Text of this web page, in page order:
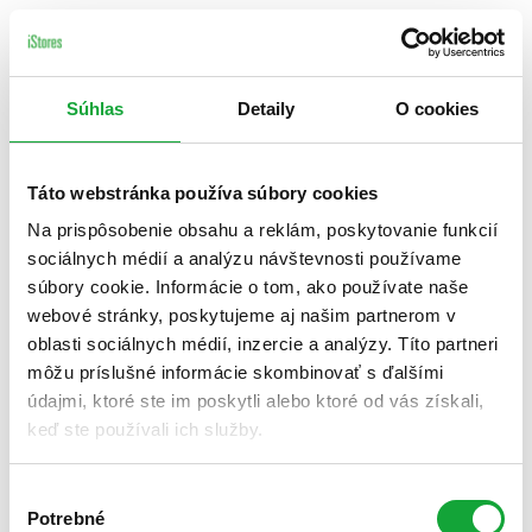
Súhlas Detaily O cookies
Táto webstránka používa súbory cookies
Na prispôsobenie obsahu a reklám, poskytovanie funkcií
sociálnych médií a analýzu návštevnosti používame
súbory cookie. Informácie o tom, ako používate naše
webové stránky, poskytujeme aj našim partnerom v
oblasti sociálnych médií, inzercie a analýzy. Títo partneri
môžu príslušné informácie skombinovať s ďalšími
údajmi, ktoré ste im poskytli alebo ktoré od vás získali,
keď ste používali ich služby.
súhlasu
Potrebné